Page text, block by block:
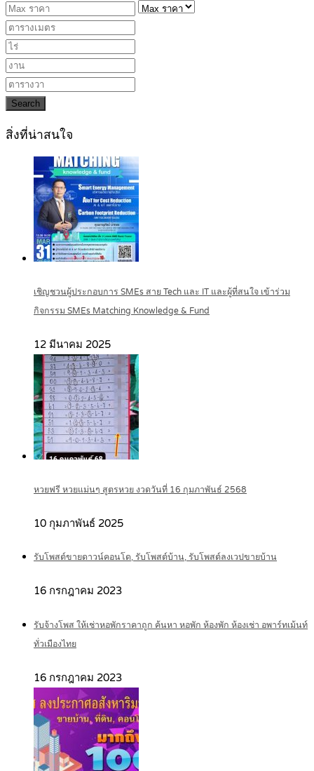
Search
สิ่งที่น่าสนใจ
เชิญชวนผู้ประกอบการ SMEs สาย Tech และ IT และผู้ที่สนใจ เข้าร่วม
กิจกรรม SMEs Matching Knowledge & Fund
12 มีนาคม 2025
หวยฟรี หวยแม่นๆ สูตรหวย งวดวันที่ 16 กุมภาพันธ์ 2568
10 กุมภาพันธ์ 2025
รับโพสต์ขายดาวน์คอนโด, รับโพสต์บ้าน, รับโพสต์ลงเวปขายบ้าน
16 กรกฎาคม 2023
รับจ้างโพส ให้เช่าหอพักราคาถูก ค้นหา หอพัก ห้องพัก ห้องเช่า อพาร์ทเม้นท์
ทั่วเมืองไทย
16 กรกฎาคม 2023